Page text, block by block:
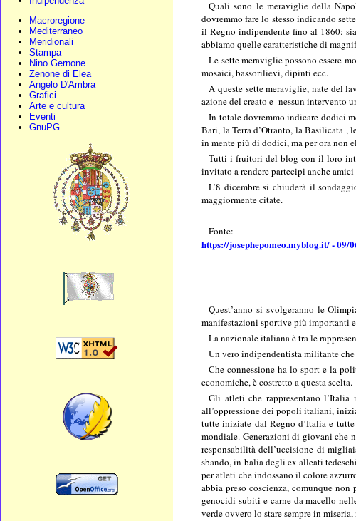
Macroregione
Mediterraneo
Meridionali
Stampa
Nino Gernone
Zenone di Elea
Angelo D'Ambra
Grafici
Arte e cultura
Eventi
GnuPG
Quali sono le meraviglie della
dovremmo fare lo stesso indicando
il Regno indipendente fino al 1860:
abbiamo quelle caratteristiche di
Le sette meraviglie possono essere
mosaici, bassorilievi, dipinti ecc.
A queste sette meraviglie, nate del
azione del creato e nessun intervento
In totale dovremmo indicare dodici
Bari, la Terra d’Otranto, la Basilicata
in mente più di dodici, ma per ora non
Tutti i fruitori del blog con il loro
invitato a rendere partecipi anche amici
L’8 dicembre si chiuderà il
maggiormente citate.
Fonte:
https://josephepomeo.myblog.it/ - 09/
Quest’anno si svolgeranno le
manifestazioni sportive più importanti
La nazionale italiana è tra le
Un vero indipendentista militante
Che connessione ha lo sport e la
economiche, è costretto a questa scelta.
Gli atleti che rappresentano
all’oppressione dei popoli italiani,
tutte iniziate dal Regno d’Italia e
mondiale. Generazioni di giovani che
responsabilità dell’uccisione di
sbando, in balia degli ex alleati
per atleti che indossano il colore
abbia preso coscienza, comunque
genocidi subiti e carne da macello
verde ovvero lo stare sempre in